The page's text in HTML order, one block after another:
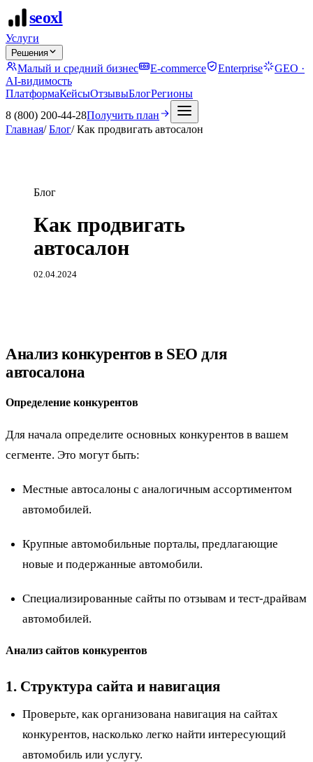
seoxl
Услуги
Решения
Малый и средний бизнес E-commerce Enterprise
GEO ·
AI-видимость
ПлатформаКейсыОтзывыБлогРегионы
8 (800) 200-44-28Получить план
Главная/ Блог/ Как продвигать автосалон
Блог
Как продвигать
автосалон
02.04.2024
Анализ конкурентов в SEO для
автосалона
Определение конкурентов
Для начала определите основных конкурентов в вашем
сегменте. Это могут быть:
Местные автосалоны с аналогичным ассортиментом
автомобилей.
Крупные автомобильные порталы, предлагающие
новые и подержанные автомобили.
Специализированные сайты по отзывам и тест-драйвам
автомобилей.
Анализ сайтов конкурентов
1. Структура сайта и навигация
Проверьте, как организована навигация на сайтах
конкурентов, насколько легко найти интересующий
автомобиль или услугу.